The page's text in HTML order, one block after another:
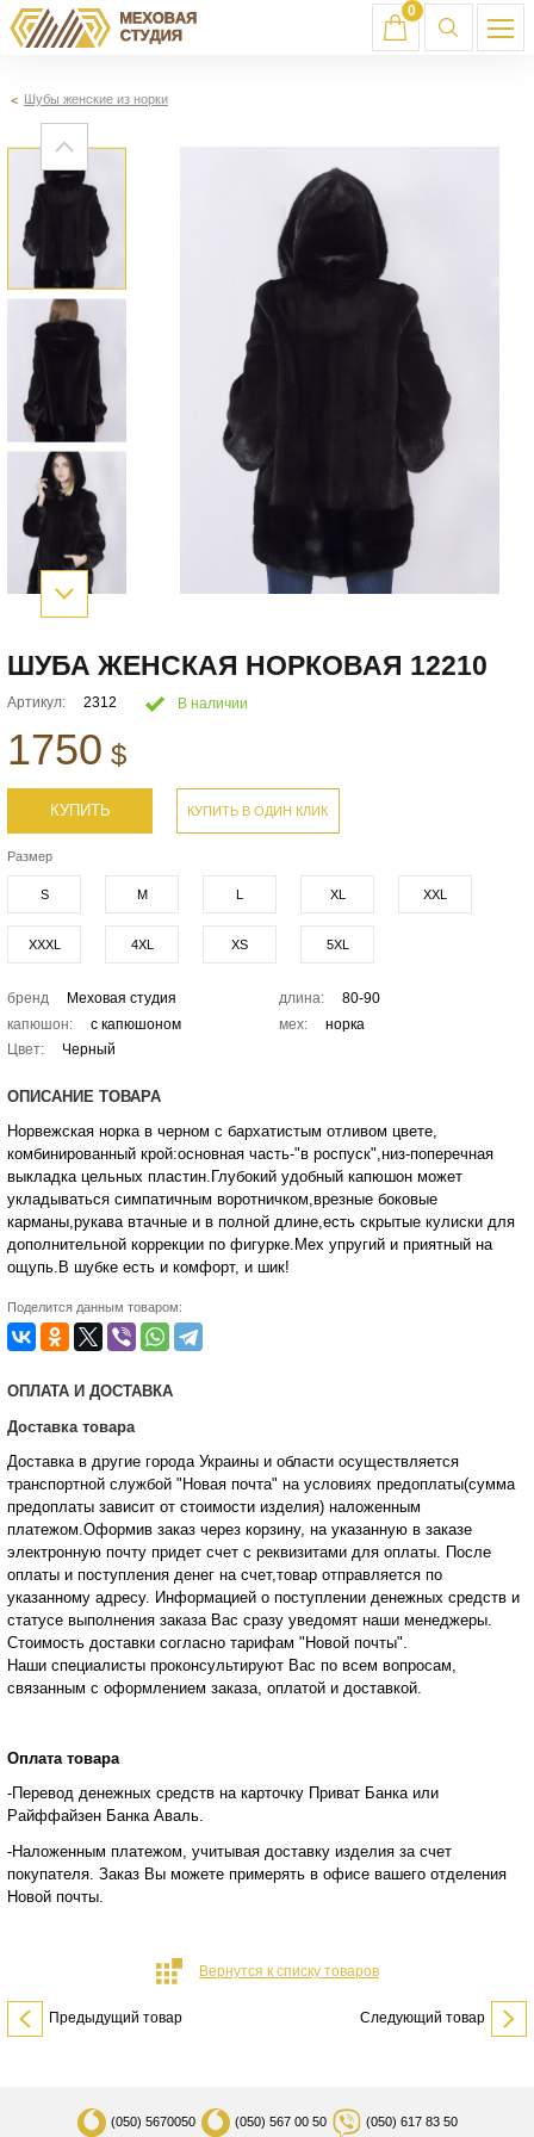
0
Шубы женские из норки
ШУБА ЖЕНСКАЯ НОРКОВАЯ 12210
Артикул: 2312 В наличии
1750 $
КУПИТЬ КУПИТЬ В ОДИН КЛИК
Размер
S M L XL XXL
XXXL 4XL XS 5XL
бренд Меховая студия длина:
80-90
капюшон:
с капюшоном мех:
норка
Цвет:
Черный
ОПИСАНИЕ ТОВАРА
Норвежская норка в черном с бархатистым отливом цвете,
комбинированный крой:основная часть-"в роспуск",низ-поперечная
выкладка цельных пластин.Глубокий удобный капюшон может
укладываться симпатичным воротничком,врезные боковые
карманы,рукава втачные и в полной длине,есть скрытые кулиски для
дополнительной коррекции по фигурке.Мех упругий и приятный на
ощупь.В шубке есть и комфорт, и шик!
Поделится данным товаром:
ОПЛАТА И ДОСТАВКА
Доставка товара
Доставка в другие города Украины и области осуществляется
транспортной службой "Новая почта" на условиях предоплаты(сумма
предоплаты зависит от стоимости изделия) наложенным
платежом.Оформив заказ через корзину, на указанную в заказе
электронную почту придет счет с реквизитами для оплаты. После
оплаты и поступления денег на счет,товар отправляется по
указанному адресу. Информацией о поступлении денежных средств и
статусе выполнения заказа Вас сразу уведомят наши менеджеры.
Стоимость доставки согласно тарифам "Новой почты".
Наши специалисты проконсультируют Вас по всем вопросам,
связанным с оформлением заказа, оплатой и доставкой.
Оплата товара
-Перевод денежных средств на карточку Приват Банка или
Райффайзен Банка Аваль.
-Наложенным платежом, учитывая доставку изделия за счет
покупателя. Заказ Вы можете примерять в офисе вашего отделения
Новой почты.
Вернутся к списку товаров
Предыдущий товар Следующий товар
(050) 5670050 (050) 567 00 50 (050) 617 83 50